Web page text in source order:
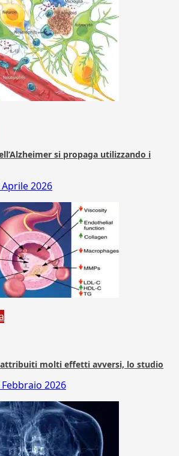
si propaga utilizzando i
Aprile 2026
molti effetti avversi, lo studio
Febbraio 2026